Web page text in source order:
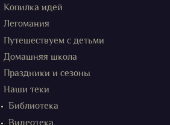
Копилка идей
Легомания
Путешествуем с детьми
Домашняя школа
Праздники и сезоны
Наши теки
Библиотека
Видеотека